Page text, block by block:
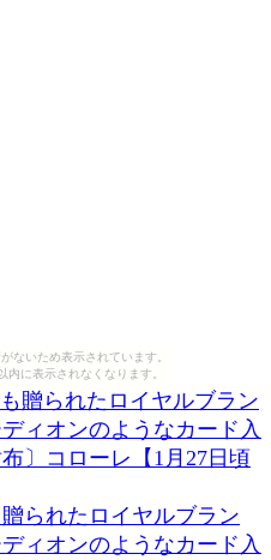
ないため表示されています。
内に表示されなくなります。
られたロイヤルブラン
ィオンのようなカード入